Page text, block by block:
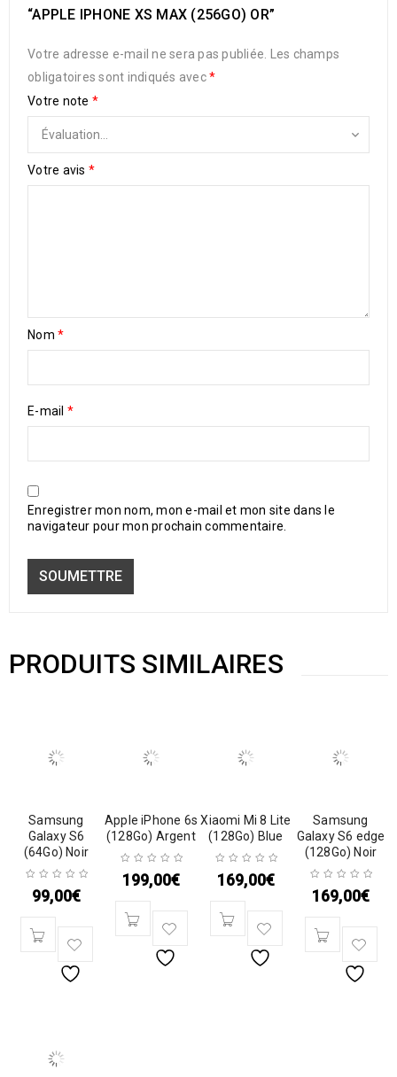
“APPLE IPHONE XS MAX (256GO) OR”
Votre adresse e-mail ne sera pas publiée.
Les champs
obligatoires sont indiqués avec*
Votre note *
Votre avis *
Nom *
E-mail *
Enregistrer mon nom, mon e-mail et mon site dans le
navigateur pour mon prochain commentaire.
PRODUITS SIMILAIRES
Samsung
Galaxy S6
(64Go) Noir
99,00€
Apple iPhone 6s
(128Go) Argent
199,00€
Xiaomi Mi 8 Lite
(128Go) Blue
169,00€
Samsung
Galaxy S6 edge
(128Go) Noir
169,00€